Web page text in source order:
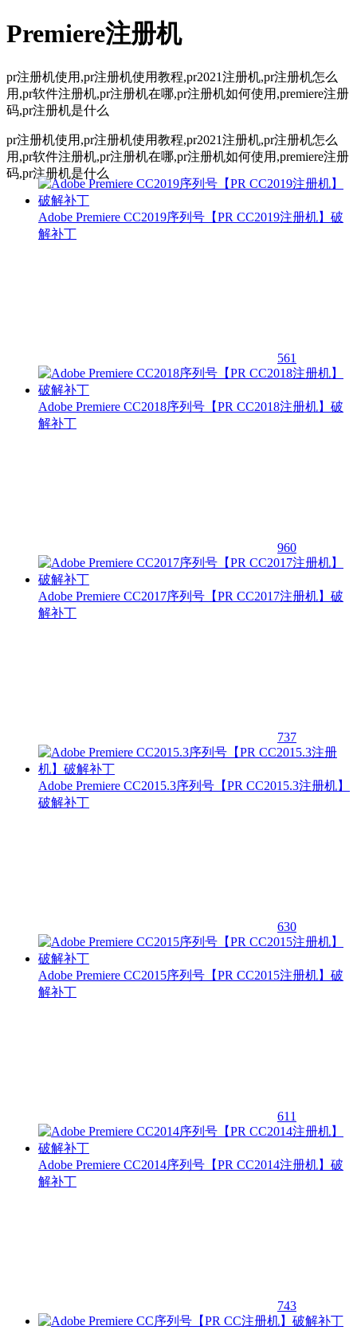
Premiere注册机
pr注册机使用,pr注册机使用教程,pr2021注册机,pr注册机怎么
用,pr软件注册机,pr注册机在哪,pr注册机如何使用,premiere注册
码,pr注册机是什么
pr注册机使用,pr注册机使用教程,pr2021注册机,pr注册机怎么
用,pr软件注册机,pr注册机在哪,pr注册机如何使用,premiere注册
码,pr注册机是什么
Adobe Premiere CC2019序列号【PR CC2019注册机】破
解补丁
561
Adobe Premiere CC2018序列号【PR CC2018注册机】破
解补丁
960
Adobe Premiere CC2017序列号【PR CC2017注册机】破
解补丁
737
Adobe Premiere CC2015.3序列号【PR CC2015.3注册机】
破解补丁
630
Adobe Premiere CC2015序列号【PR CC2015注册机】破
解补丁
611
Adobe Premiere CC2014序列号【PR CC2014注册机】破
解补丁
743